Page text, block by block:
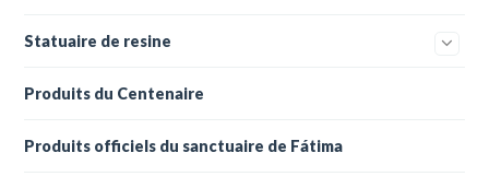
Statuaire de resine
Produits du Centenaire
Produits officiels du sanctuaire de Fátima